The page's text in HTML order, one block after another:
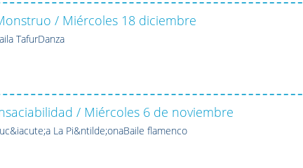
/ Miércoles 18 diciembre
TafurDanza
/ Miércoles 6 de noviembre
La Pi&ntilde;onaBaile flamenco